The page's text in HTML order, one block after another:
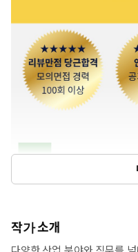
작가 소개